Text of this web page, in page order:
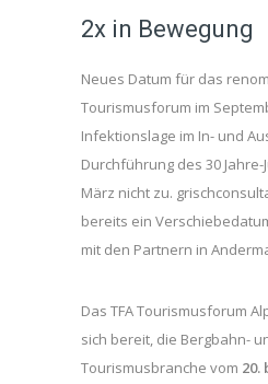
2x in Bewegung
Neues Datum für das
Tourismusforum im
Infektionslage im In- und
Durchführung des 30 Jahre-
März nicht zu.
bereits ein
mit den Partnern in
Das TFA Tourismusforum
sich bereit, die Bergbahn-
Tourismusbranche vom 20.